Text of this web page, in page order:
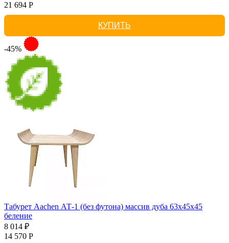
21 694 Р
КУПИТЬ
-45%
Табурет Aachen АТ-1 (без футона) массив дуба 63х45х45
беление
8 014 ₽
14 570 Р